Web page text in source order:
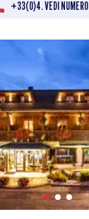
+33(0)4. VEDI NUMERO